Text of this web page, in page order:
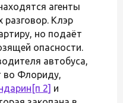
агенты
Клэр
но подаёт
опасности.
автобуса,
во Флориду,
[п 2] и